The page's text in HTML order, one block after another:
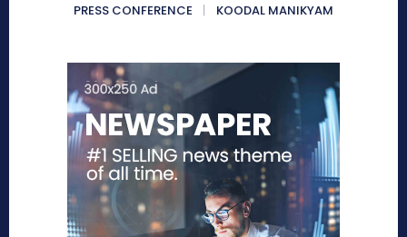
PRESS CONFERENCE
KOODAL MANIKYAM